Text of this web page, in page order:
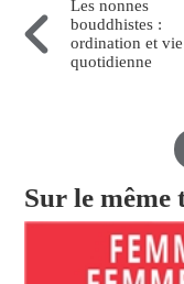
Les nonnes
bouddhistes :
ordination et vie
quotidienne
Sur le même